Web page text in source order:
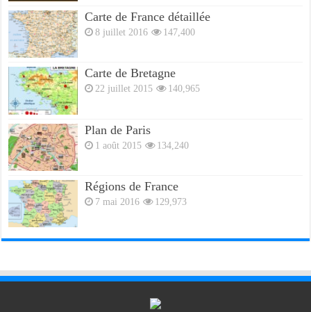
Carte de France détaillée
8 juillet 2016 147,400
Carte de Bretagne
22 juillet 2015 140,965
Plan de Paris
1 août 2015 134,240
Régions de France
7 mai 2016 129,973